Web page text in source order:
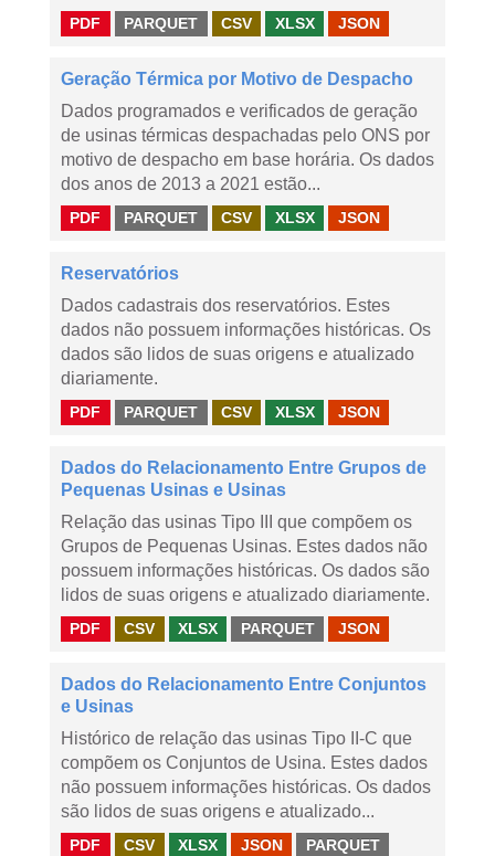
PDF PARQUET CSV XLSX JSON
Geração Térmica por Motivo de Despacho
Dados programados e verificados de geração
de usinas térmicas despachadas pelo ONS por
motivo de despacho em base horária. Os dados
dos anos de 2013 a 2021 estão...
PDF PARQUET CSV XLSX JSON
Reservatórios
Dados cadastrais dos reservatórios. Estes
dados não possuem informações históricas. Os
dados são lidos de suas origens e atualizado
diariamente.
PDF PARQUET CSV XLSX JSON
Dados do Relacionamento Entre Grupos de
Pequenas Usinas e Usinas
Relação das usinas Tipo III que compõem os
Grupos de Pequenas Usinas. Estes dados não
possuem informações históricas. Os dados são
lidos de suas origens e atualizado diariamente.
PDF CSV XLSX PARQUET JSON
Dados do Relacionamento Entre Conjuntos
e Usinas
Histórico de relação das usinas Tipo II-C que
compõem os Conjuntos de Usina. Estes dados
não possuem informações históricas. Os dados
são lidos de suas origens e atualizado...
PDF CSV XLSX JSON PARQUET